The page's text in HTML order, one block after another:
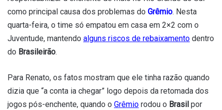
como principal causa dos problemas do Grêmio. Nesta
quarta-feira, o time só empatou em casa em 2×2 com o
Juventude, mantendo alguns riscos de rebaixamento dentro
do Brasileirão.
Para Renato, os fatos mostram que ele tinha razão quando
dizia que “a conta ia chegar” logo depois da retomada dos
jogos pós-enchente, quando o Grêmio rodou o Brasil por